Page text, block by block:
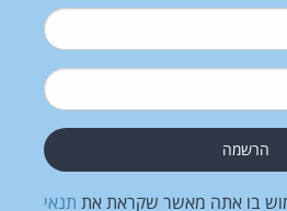
בו אתה מאשר שקראת את תנאי